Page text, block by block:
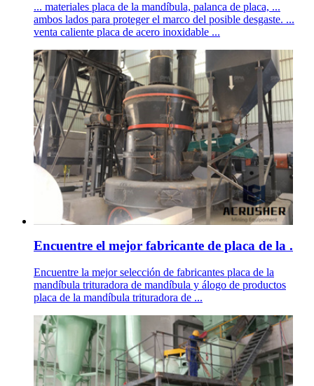
... materiales placa de la mandíbula, palanca de placa, ...
ambos lados para proteger el marco del posible desgaste. ...
venta caliente placa de acero inoxidable ...
Encuentre el mejor fabricante de placa de la .
Encuentre la mejor selección de fabricantes placa de la
mandíbula trituradora de mandíbula y álogo de productos
placa de la mandíbula trituradora de ...